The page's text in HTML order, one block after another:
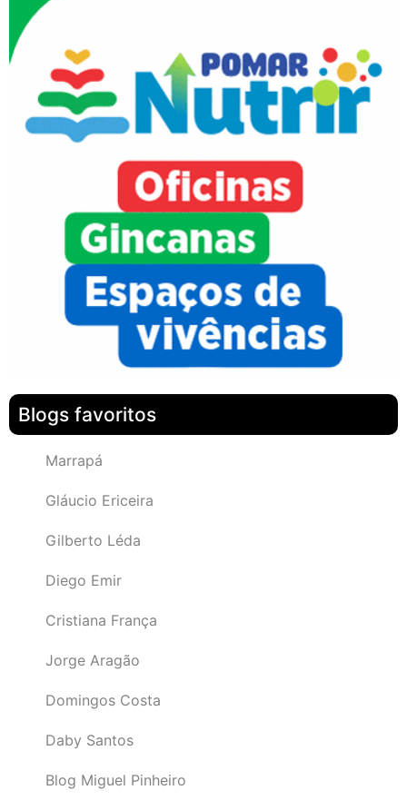
Blogs favoritos
Marrapá
Gláucio Ericeira
Gilberto Léda
Diego Emir
Cristiana França
Jorge Aragão
Domingos Costa
Daby Santos
Blog Miguel Pinheiro